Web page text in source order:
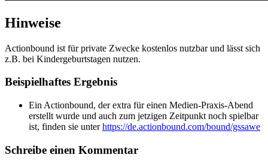
Hinweise
Actionbound ist für private Zwecke kostenlos nutzbar und lässt sich
z.B. bei Kindergeburtstagen nutzen.
Beispielhaftes Ergebnis
Ein Actionbound, der extra für einen Medien-Praxis-Abend
erstellt wurde und auch zum jetzigen Zeitpunkt noch spielbar
ist, finden sie unterhttps://de.actionbound.com/bound/gssawe
Schreibe einen Kommentar